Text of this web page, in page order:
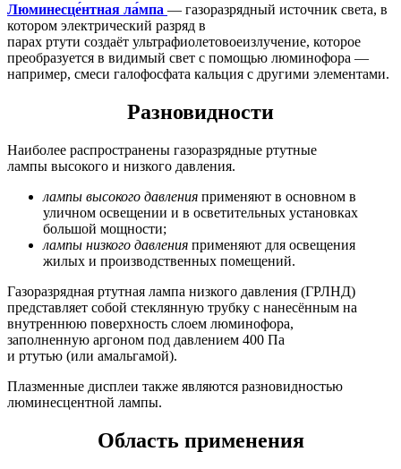
Люминесце́нтная ла́мпа — газоразрядный источник света, в
котором электрический разряд в
парах ртути создаёт ультрафиолетовоеизлучение, которое
преобразуется в видимый свет с помощью люминофора —
например, смеси галофосфата кальция с другими элементами.
Разновидности
Наиболее распространены газоразрядные ртутные
лампы высокого и низкого давления.
лампы высокого давления применяют в основном в
уличном освещении и в осветительных установках
большой мощности;
лампы низкого давления применяют для освещения
жилых и производственных помещений.
Газоразрядная ртутная лампа низкого давления (ГРЛНД)
представляет собой стеклянную трубку с нанесённым на
внутреннюю поверхность слоем люминофора,
заполненную аргоном под давлением 400 Па
и ртутью (или амальгамой).
Плазменные дисплеи также являются разновидностью
люминесцентной лампы.
Область применения